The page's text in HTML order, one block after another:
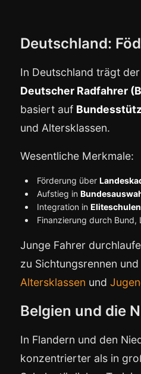
Deutschland:
In Deutschland trägt der
Deutscher Radfahrer
basiert auf
und Altersklassen.
Wesentliche Merkmale:
Förderung über
Aufstieg in
Integration in
Finanzierung durch Bund,
Junge Fahrer
zu Sichtungsrennen
Altersklassen und
Belgien und die
In Flandern und den
konzentrierter als in